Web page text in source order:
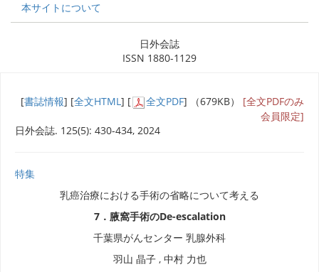
本サイトについて
日外会誌
ISSN 1880-1129
[書誌情報] [全文HTML] [ 全文PDF] （679KB） [全文PDFのみ
会員限定]
日外会誌. 125(5): 430-434, 2024
特集
乳癌治療における手術の省略について考える
7．腋窩手術のDe-escalation
千葉県がんセンター 乳腺外科
羽山 晶子 , 中村 力也